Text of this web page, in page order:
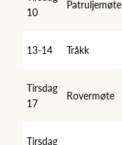
10
Patruljemøte
13-14 Tråkk
Tirsdag
17
Rovermøte
Tirsdag